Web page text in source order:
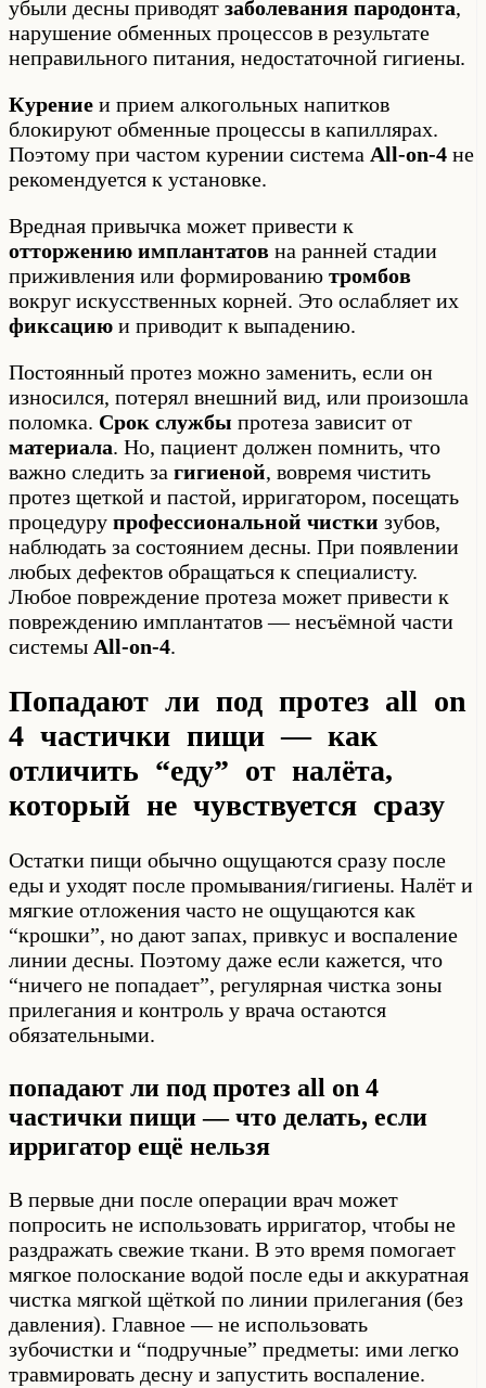
убыли десны приводят заболевания пародонта,
нарушение обменных процессов в результате
неправильного питания, недостаточной гигиены.
Курение и прием алкогольных напитков
блокируют обменные процессы в капиллярах.
Поэтому при частом курении система All-on-4 не
рекомендуется к установке.
Вредная привычка может привести к
отторжению имплантатов на ранней стадии
приживления или формированию тромбов
вокруг искусственных корней. Это ослабляет их
фиксацию и приводит к выпадению.
Постоянный протез можно заменить, если он
износился, потерял внешний вид, или произошла
поломка. Срок службы протеза зависит от
материала. Но, пациент должен помнить, что
важно следить за гигиеной, вовремя чистить
протез щеткой и пастой, ирригатором, посещать
процедуру профессиональной чистки зубов,
наблюдать за состоянием десны. При появлении
любых дефектов обращаться к специалисту.
Любое повреждение протеза может привести к
повреждению имплантатов — несъёмной части
системы All-on-4.
Попадают ли под протез all on
4 частички пищи — как
отличить “еду” от налёта,
который не чувствуется сразу
Остатки пищи обычно ощущаются сразу после
еды и уходят после промывания/гигиены. Налёт и
мягкие отложения часто не ощущаются как
“крошки”, но дают запах, привкус и воспаление
линии десны. Поэтому даже если кажется, что
“ничего не попадает”, регулярная чистка зоны
прилегания и контроль у врача остаются
обязательными.
попадают ли под протез all on 4
частички пищи — что делать, если
ирригатор ещё нельзя
В первые дни после операции врач может
попросить не использовать ирригатор, чтобы не
раздражать свежие ткани. В это время помогает
мягкое полоскание водой после еды и аккуратная
чистка мягкой щёткой по линии прилегания (без
давления). Главное — не использовать
зубочистки и “подручные” предметы: ими легко
травмировать десну и запустить воспаление.